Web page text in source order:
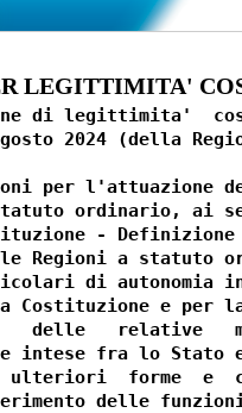
LEGITTIMITA'
di legittimita'
2024 (della
per l'attuazione
ordinario, ai
-
Regioni a statuto
di autonomia
Costituzione e per
delle   relative
intese fra lo Stato
ulteriori  forme  e
delle